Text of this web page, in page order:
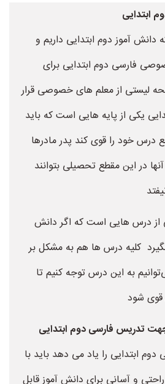
ابتدایی
دانش آموز دوم ابتدایی داریم و
فارسی دوم ابتدایی برای
لیستی از معلم های خصوصی قرار
یکی از پایه هایی است که باید
درس خود را قوی کند پدر مادرها
در این مقطع تحصیلی بتوانند
از درس هایی است که اگر دانش
کلیه درس ها هم به مشکل بر
به این درس توجه کنیم تا
قوی شود
تدریس فارسی دوم ابتدایی
ابتدایی را یاد می دهد باید با
و آسانی برای دانش آموز قابل